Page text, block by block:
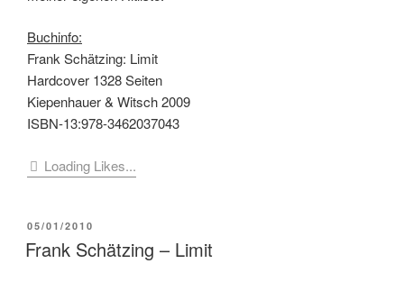
Buchinfo:
Frank Schätzing: Limit
Hardcover 1328 Seiten
Kiepenhauer & Witsch 2009
ISBN-13:978-3462037043
Loading Likes...
VERÖFFENTLICHT
AM
05/01/2010
Frank Schätzing – Limit